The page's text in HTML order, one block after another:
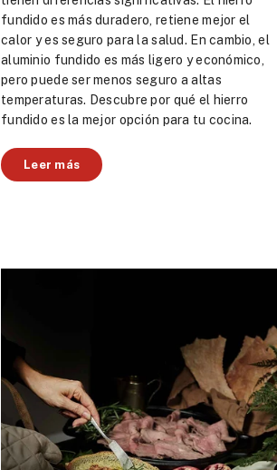
fundido es más duradero, retiene mejor el
calor y es seguro para la salud. En cambio, el
aluminio fundido es más ligero y económico,
pero puede ser menos seguro a altas
temperaturas. Descubre por qué el hierro
fundido es la mejor opción para tu cocina.
Leer más